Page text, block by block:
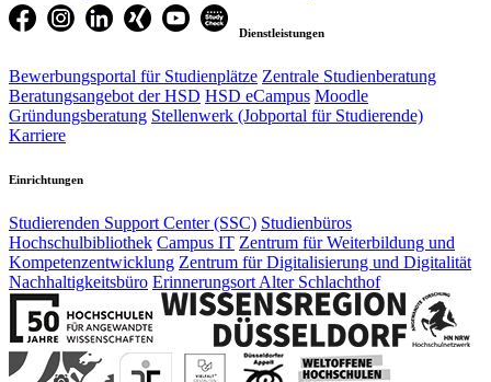
Dienstleistungen
Bewerbungsportal für Studienplätze Zentrale Studienberatung
Beratungsangebot der HSD HSD eCampus Moodle
Gründungsberatung Stellenwerk (Jobportal für Studierende)
Karriere
Einrichtungen
Studierenden Support Center (SSC) Studienbüros
Hochschulbibliothek Campus IT Zentrum für Weiterbildung und
Kompetenzentwicklung Zentrum für Digitalisierung und Digitalität
Nachhaltigkeitsbüro Erinnerungsort Alter Schlachthof